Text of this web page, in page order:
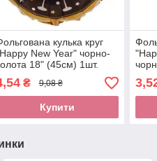
кулька круг
New Year" чорно-
18" (45см) 1шт.
₴ 9,08 ₴
Купити